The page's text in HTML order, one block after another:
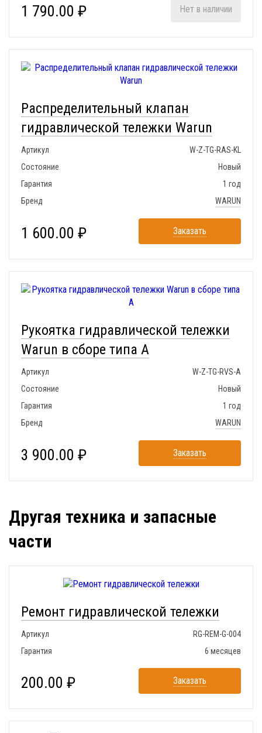
1 790.00 ₽ Нет в наличии
Распределительный клапан
гидравлической тележки Warun
Артикул
W-Z-TG-RAS-KL
Состояние
Новый
Гарантия
1 год
Бренд
WARUN
1 600.00 ₽ Заказать
Рукоятка гидравлической тележки
Warun в сборе типа A
Артикул
W-Z-TG-RVS-A
Состояние
Новый
Гарантия
1 год
Бренд
WARUN
3 900.00 ₽ Заказать
Другая техника и запасные
части
Ремонт гидравлической тележки
Артикул
RG-REM-G-004
Гарантия
6 месяцев
200.00 ₽ Заказать